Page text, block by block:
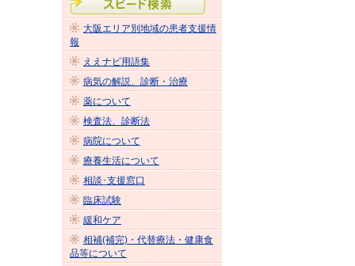
大阪エリア別地域の患者支援情
報
ええナビ用語集
病気の解説、診断・治療
薬について
検査法、診断法
病院について
療養生活について
相談･支援窓口
臨床試験
緩和ケア
相補(補完)・代替療法・健康食
品等について